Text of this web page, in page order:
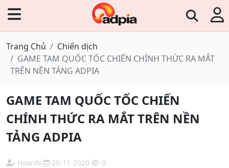
Trang Chủ
Chiến dịch
GAME TAM QUỐC TỐC CHIẾN CHÍNH THỨC RA MẮT
TRÊN NỀN TẢNG ADPIA
GAME TAM QUỐC TỐC CHIẾN
CHÍNH THỨC RA MẮT TRÊN NỀN
TẢNG ADPIA
Hoantv 20-11-2020 0